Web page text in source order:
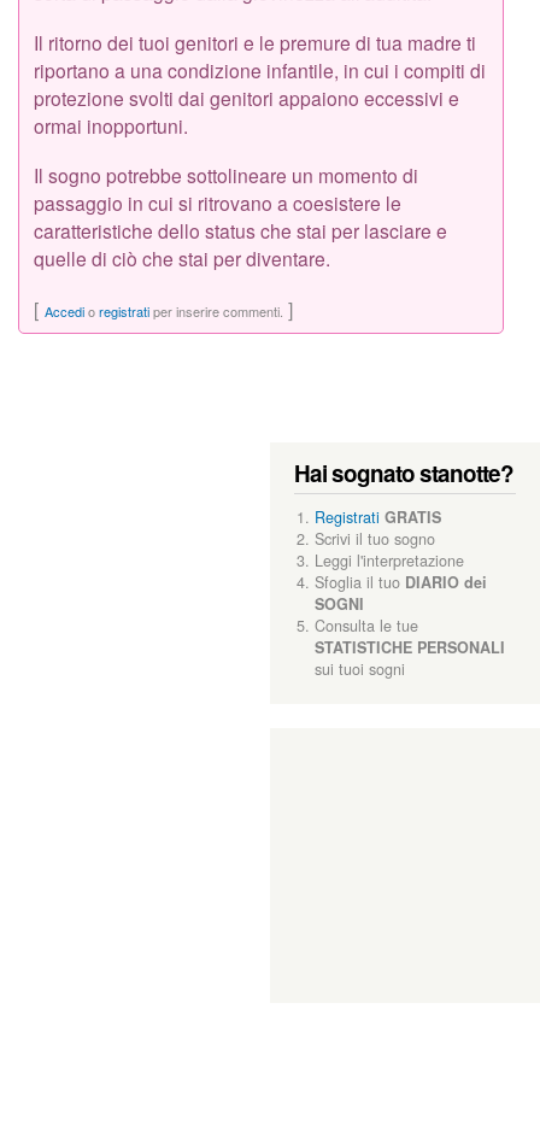
Il ritorno dei tuoi genitori e le premure di tua madre ti
riportano a una condizione infantile, in cui i compiti di
protezione svolti dai genitori appaiono eccessivi e
ormai inopportuni.
Il sogno potrebbe sottolineare un momento di
passaggio in cui si ritrovano a coesistere le
caratteristiche dello status che stai per lasciare e
quelle di ciò che stai per diventare.
[ Accedioregistratiper inserire commenti. ]
Hai sognato stanotte?
Registrati GRATIS
Scrivi il tuo sogno
Leggi l'interpretazione
Sfoglia il tuo DIARIO dei
SOGNI
Consulta le tue
STATISTICHE PERSONALI
sui tuoi sogni